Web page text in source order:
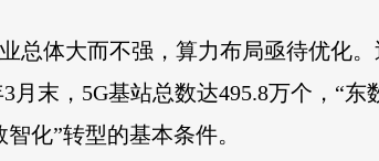
总体大而不强，算力布局亟待优化
月末，5G基站总数达495.8万个，“
化”转型的基本条件。